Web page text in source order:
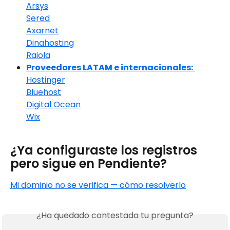
Arsys
Sered
Axarnet
Dinahosting
Raiola
Proveedores LATAM e internacionales:
Hostinger
Bluehost
Digital Ocean
Wix
¿Ya configuraste los registros
pero sigue en Pendiente?
Mi dominio no se verifica — cómo resolverlo
¿Ha quedado contestada tu pregunta?